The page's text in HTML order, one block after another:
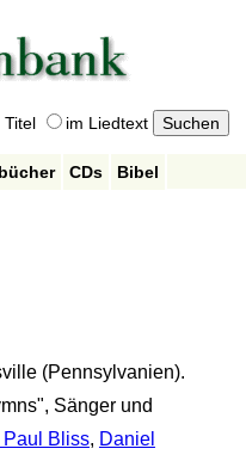
Titel im Liedtext
CDs
Bibel
(Pennsylvanien).
Sänger und
Paul Bliss, Daniel